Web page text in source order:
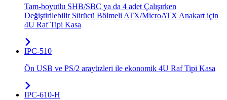
Tam-boyutlu SHB/SBC ya da 4 adet Çalışırken
Değiştirilebilir Sürücü Bölmeli ATX/MicroATX Anakart için
4U Raf Tipi Kasa
IPC-510
Ön USB ve PS/2 arayüzleri ile ekonomik 4U Raf Tipi Kasa
IPC-610-H